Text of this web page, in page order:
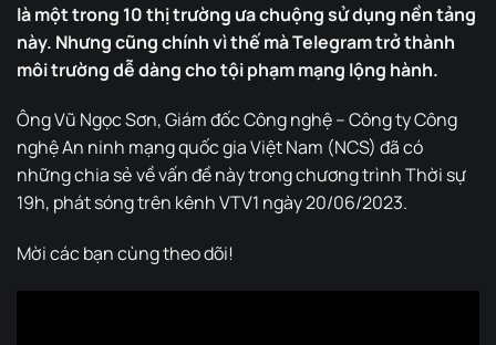
là một trong 10 thị trường ưa chuộng sử dụng nền tảng
này. Nhưng cũng chính vì thế mà Telegram trở thành
môi trường dễ dàng cho tội phạm mạng lộng hành.
Ông Vũ Ngọc Sơn, Giám đốc Công nghệ – Công ty Công
nghệ An ninh mạng quốc gia Việt Nam (NCS) đã có
những chia sẻ về vấn đề này trong chương trình Thời sự
19h, phát sóng trên kênh VTV1 ngày 20/06/2023.
Mời các bạn cùng theo dõi!